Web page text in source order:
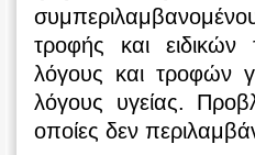
τροφής και ειδικών
λόγους και τροφών
λόγους υγείας.
οποίες δεν